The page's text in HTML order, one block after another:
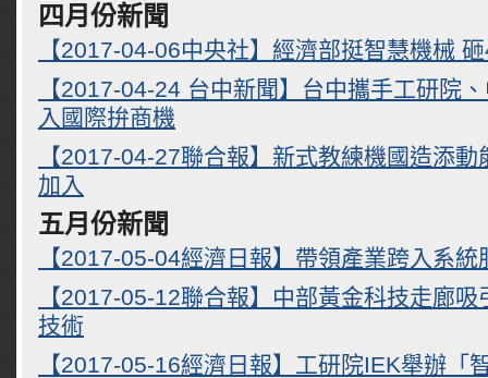
四月份新聞
【2017-04-06中央社】經濟部挺智慧機械
【2017-04-24 台中新聞】台中攜手工研院
入國際拚商機
【2017-04-27聯合報】新式教練機國造添
加入
五月份新聞
【2017-05-04經濟日報】帶領產業跨入系統
【2017-05-12聯合報】中部黃金科技走廊
技術
【2017-05-16經濟日報】工研院IEK舉辦「